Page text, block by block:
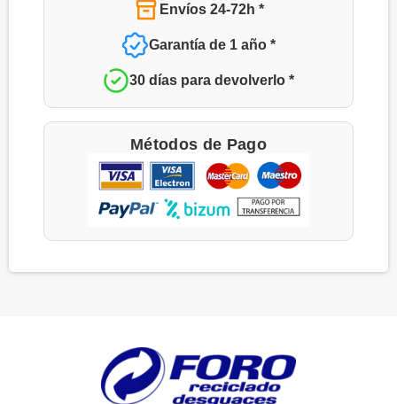
Envíos 24-72h *
Garantía de 1 año *
30 días para devolverlo *
Métodos de Pago